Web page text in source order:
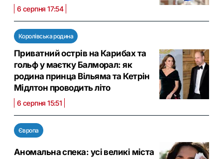
6 серпня 17:54
Королівська родина
Приватний острів на Карибах та
гольф у маєтку Балморал: як
родина принца Вільяма та Кетрін
Мідлтон проводить літо
6 серпня 15:51
Європа
Аномальна спека: усі великі міста